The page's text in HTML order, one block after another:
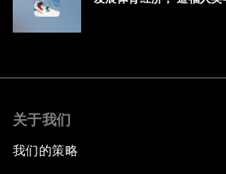
关于我们
我们的策略